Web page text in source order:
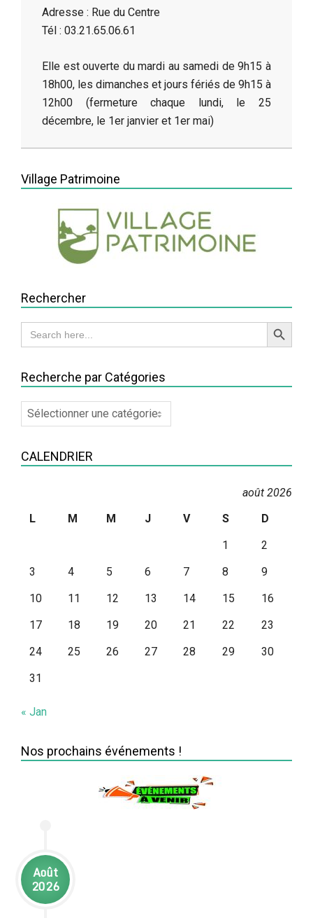
Adresse : Rue du Centre
Tél : 03.21.65.06.61
Elle est ouverte du mardi au samedi de 9h15 à
18h00, les dimanches et jours fériés de 9h15 à
12h00 (fermeture chaque lundi, le 25
décembre, le 1er janvier et 1er mai)
2014-
13
Village Patrimoine
Rechercher
Search
for:
Search Button
Recherche par Catégories
Recherche
par
CALENDRIER
août 2026
L
M M J V S
D
1
2
3
4 5 6 7 8
9
10
11 12 13 14 15
16
17
18 19 20 21 22
23
24
25 26 27 28 29
30
31
« Jan
Nos prochains événements !
Août
2026